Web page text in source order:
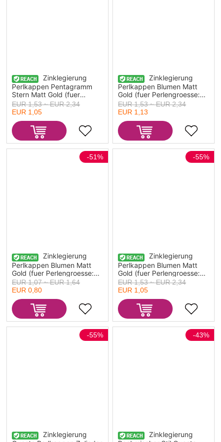
Zinklegierung
Perlkappen Pentagramm
Stern Matt Gold (fuer
Perlengroesse: 20mm D.)
17mm x 17mm, 10 Stueck
EUR 1,53 ~ EUR 2,34
EUR 1,05
Zinklegierung
Perlkappen Blumen Matt
Gold (fuer Perlengroesse:
26mm D.) 21mm x 20mm,
10 Stueck
EUR 1,53 ~ EUR 2,34
EUR 1,13
Zinklegierung
Perlkappen Blumen Matt
Gold (fuer Perlengroesse:
18mm D.) 14mm x 13mm,
10 Stueck
-51%
EUR 1,07 ~ EUR 1,64
EUR 0,80
Zinklegierung
Perlkappen Blumen Matt
Gold (fuer Perlengroesse:
22mm D.) 19mm x 19mm,
10 Stueck
-55%
EUR 1,53 ~ EUR 2,34
EUR 1,05
Zinklegierung
-55%
Zinklegierung
-43%